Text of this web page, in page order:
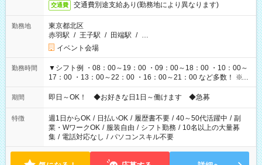
交通費 交通費別途支給あり(勤務地により異なります)
勤務地
東京都北区
赤羽駅 / 王子駅 / 田端駅 / …
イベント会場
勤務時間
▼シフト例 ・08：00～19：00 ・09：00～18：00 ・10：00～
17：00 ・13：00～22：00 ・16：00～21：00 など多数！ ※お
仕事により勤務時間が異なります
期間 即日～OK！ ◆お好きな日1日～働けます ◆急募
特徴 週1日からOK / 日払いOK / 履歴書不要 / 40～50代活躍中 / 副
業・WワークOK / 服装自由 / シフト勤務 / 10名以上の大量募
集 / 電話対応なし / パソコンスキル不要